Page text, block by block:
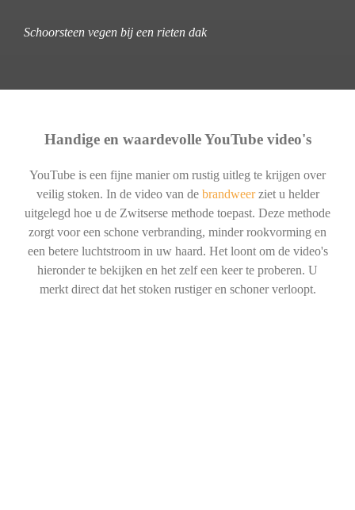
Schoorsteen vegen bij een rieten dak
Handige en waardevolle YouTube video's
YouTube is een fijne manier om rustig uitleg te krijgen over
veilig stoken. In de video van de brandweerziet u helder
uitgelegd hoe u de Zwitserse methode toepast. Deze methode
zorgt voor een schone verbranding, minder rookvorming en
een betere luchtstroom in uw haard. Het loont om de video's
hieronder te bekijken en het zelf een keer te proberen. U
merkt direct dat het stoken rustiger en schoner verloopt.